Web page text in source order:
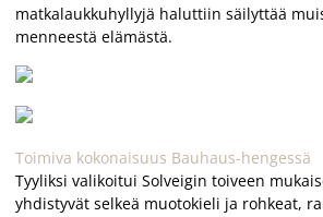
matkalaukkuhyllyjä haluttiin säilyttää
menneestä elämästä.
Toimiva kokonaisuus Bauhaus-hengessä
Tyyliksi valikoitui Solveigin toiveen
yhdistyvät selkeä muotokieli ja rohkeat,